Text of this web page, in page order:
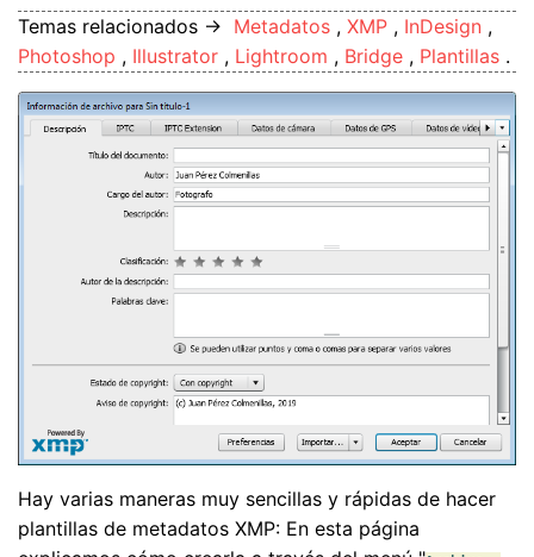
Temas relacionados → Metadatos , XMP , InDesign ,
Photoshop , Illustrator , Lightroom , Bridge , Plantillas .
Hay varias maneras muy sencillas y rápidas de hacer
plantillas de metadatos XMP: En esta página